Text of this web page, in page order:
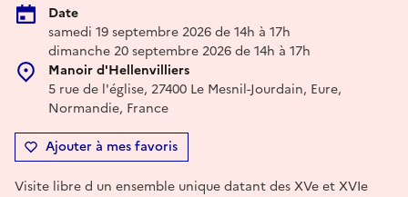
Date
samedi 19 septembre 2026 de 14h à 17h
dimanche 20 septembre 2026 de 14h à 17h
Manoir d'Hellenvilliers
5 rue de l'église, 27400 Le Mesnil-Jourdain, Eure,
Normandie, France
Ajouter à mes favoris
Visite libre d un ensemble unique datant des XVe et XVIe